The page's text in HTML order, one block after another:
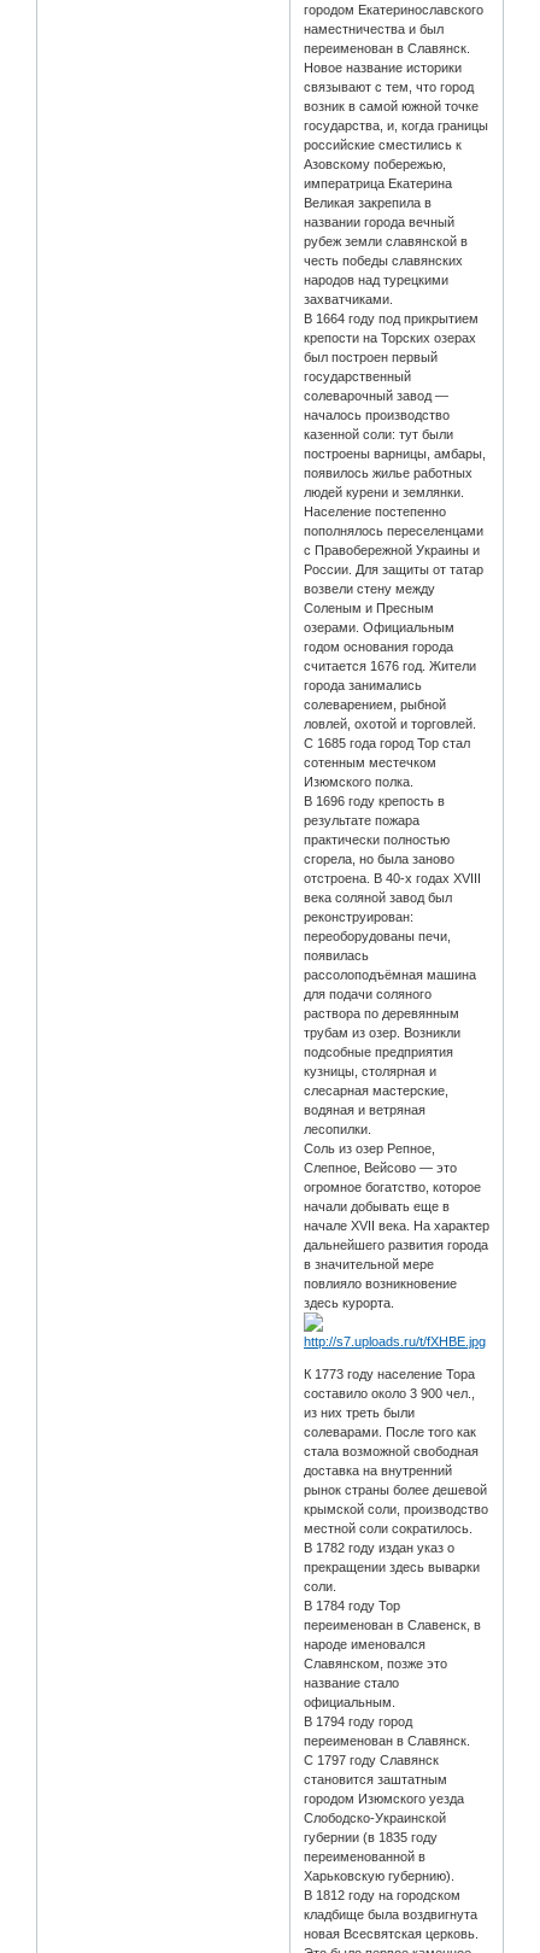
городом Екатеринославского
наместничества и был
переименован в Славянск.
Новое название историки
связывают с тем, что город
возник в самой южной точке
государства, и, когда границы
российские сместились к
Азовскому побережью,
императрица Екатерина
Великая закрепила в
названии города вечный
рубеж земли славянской в
честь победы славянских
народов над турецкими
захватчиками.
В 1664 году под прикрытием
крепости на Торских озерах
был построен первый
государственный
солеварочный завод —
началось производство
казенной соли: тут были
построены варницы, амбары,
появилось жилье работных
людей курени и землянки.
Население постепенно
пополнялось переселенцами
с Правобережной Украины и
России. Для защиты от татар
возвели стену между
Соленым и Пресным
озерами. Официальным
годом основания города
считается 1676 год. Жители
города занимались
солеварением, рыбной
ловлей, охотой и торговлей.
С 1685 года город Тор стал
сотенным местечком
Изюмского полка.
В 1696 году крепость в
результате пожара
практически полностью
сгорела, но была заново
отстроена. В 40-х годах XVIII
века соляной завод был
реконструирован:
переоборудованы печи,
появилась
рассолоподъёмная машина
для подачи соляного
раствора по деревянным
трубам из озер. Возникли
подсобные предприятия
кузницы, столярная и
слесарная мастерские,
водяная и ветряная
лесопилки.
Соль из озер Репное,
Слепное, Вейсово — это
огромное богатство, которое
начали добывать еще в
начале XVII века. На характер
дальнейшего развития города
в значительной мере
повлияло возникновение
здесь курорта.
К 1773 году население Тора
составило около 3 900 чел.,
из них треть были
солеварами. После того как
стала возможной свободная
доставка на внутренний
рынок страны более дешевой
крымской соли, производство
местной соли сократилось.
В 1782 году издан указ о
прекращении здесь выварки
соли.
В 1784 году Тор
переименован в Славенск, в
народе именовался
Славянском, позже это
название стало
официальным.
В 1794 году город
переименован в Славянск.
C 1797 году Славянск
становится заштатным
городом Изюмского уезда
Слободско-Украинской
губернии (в 1835 году
переименованной в
Харьковскую губернию).
В 1812 году на городском
кладбище была воздвигнута
новая Всесвятская церковь.